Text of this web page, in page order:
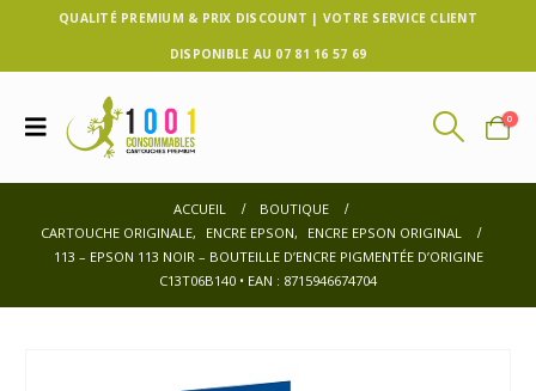
QUALITÉ PREMIUM & PRIX DISCOUNT | VOTRE SERVICE CLIENT
DISPONIBLE AU 07 81 16 57 69
0
ACCUEIL
BOUTIQUE
CARTOUCHE ORIGINALE, ENCRE EPSON,
ENCRE EPSON ORIGINAL
113 – EPSON 113 NOIR – BOUTEILLE D’ENCRE PIGMENTÉE D’ORIGINE
C13T06B140 • EAN : 8715946674704